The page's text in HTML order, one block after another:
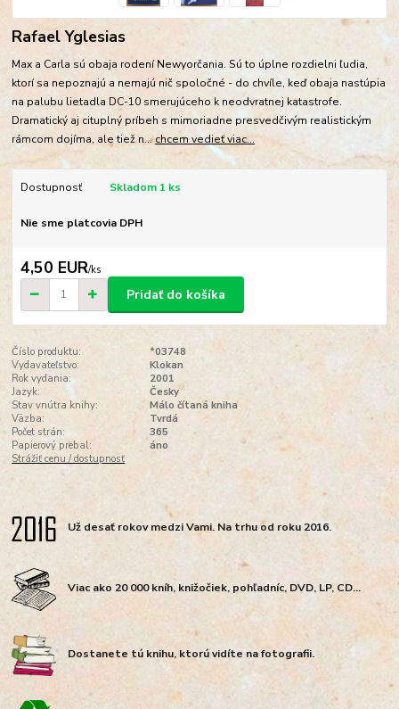
Rafael Yglesias
Max a Carla sú obaja rodení Newyorčania. Sú to úplne rozdielni ľudia,
ktorí sa nepoznajú a nemajú nič spoločné - do chvíle, keď obaja nastúpia
na palubu lietadla DC-10 smerujúceho k neodvratnej katastrofe.
Dramatický aj cituplný príbeh s mimoriadne presvedčivým realistickým
rámcom dojíma, ale tiež n...chcem vedieť viac...
Dostupnosť Skladom 1 ks
Nie sme platcovia DPH
4,50 EUR/ks
Pridať do košíka
Číslo produktu:
*03748
Vydavateľstvo:
Klokan
Rok vydania:
2001
Jazyk:
Česky
Stav vnútra knihy:
Málo čítaná kniha
Väzba:
Tvrdá
Počet strán:
365
Papierový prebal:
áno
Strážiť cenu / dostupnosť
Už desať rokov medzi Vami. Na trhu od roku 2016.
Viac ako 20 000 kníh, knižočiek, pohľadníc, DVD, LP, CD...
Dostanete tú knihu, ktorú vidíte na fotografii.